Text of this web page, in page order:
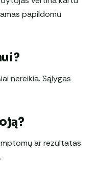
papildomu
nereikia. Sąlygas
ar rezultatas